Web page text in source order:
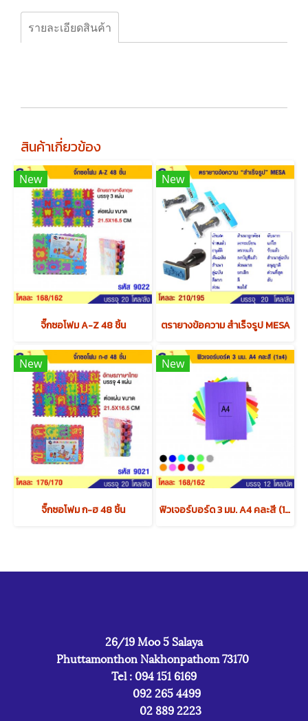
รายละเอียดสินค้า
สินค้าเกี่ยวข้อง
New
จิ๊กซอโฟม A-Z 48 ชิ้น
New
ตรายางข้อความ สำเร็จรูป MESA
New
จิ๊กซอโฟม ก-ฮ 48 ชิ้น
New
ฟิวเจอร์บอร์ด 3 มม. A4 คละสี (1x4) x12 แพค
26/19 Moo 5 Salaya
Phuttamonthon Nakhonpathom 73170
Tel : 094 151 6169
092 265 4499
02 889 2223